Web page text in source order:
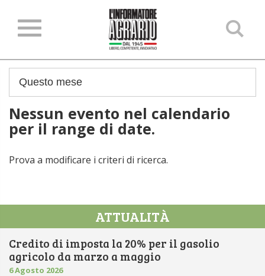
Nessun evento nel calendario
per il range di date.
Prova a modificare i criteri di ricerca.
ATTUALITÀ
Credito di imposta la 20% per il gasolio
agricolo da marzo a maggio
6 Agosto 2026